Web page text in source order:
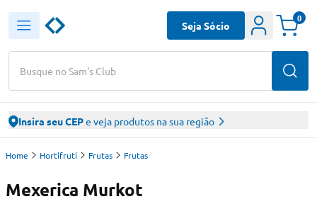
Busque no Sam's Club
Seja Sócio
0
Insira seu CEPe veja produtos na sua região
Home Hortifruti Frutas Frutas
Mexerica Murkot